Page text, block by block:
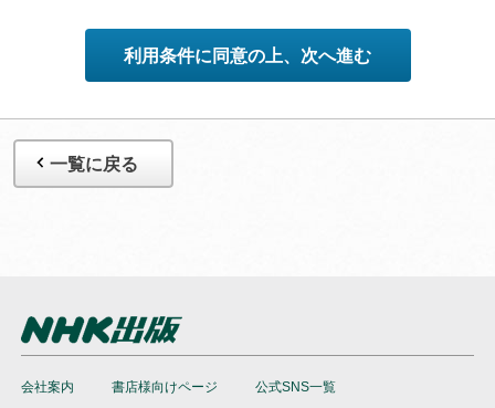
●配信の方法やコンテンツの中身については、事前の告知なく
変更する場合がありますので、あらかじめご了承ください。
利用条件に同意の上、次へ進む
一覧に戻る
会社案内 書店様向けページ 公式SNS一覧